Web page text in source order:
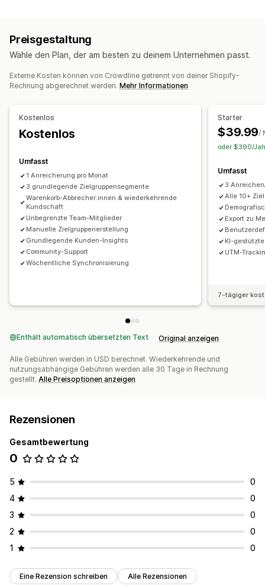
Marketing und Vertrieb
ROAS Gewinneinblicke Kaufverfolgung Funnel-Analyse
Bildmaterial und Berichte
Analyse-Dashboard
Preisgestaltung
Wähle den Plan, der am besten zu deinem Unternehmen passt.
Externe Kosten können von Crowdline getrennt von deiner Shopify-
Rechnung abgerechnet werden. Mehr Informationen
Kostenlos
Kostenlos
Umfasst
1 Anreicherung pro Monat
3 grundlegende Zielgruppensegmente
Warenkorb-Abbrecher:innen & wiederkehrende
Kundschaft
Unbegrenzte Team-Mitglieder
Manuelle Zielgruppenerstellung
Grundlegende Kunden-Insights
Community-Support
Wöchentliche Synchronisierung
Starter
$39.99/
oder $390/
Umfasst
3
Alle 10+
Export zu
KI-
UTM-
7-tägiger
Enthält automatisch übersetzten Text Original anzeigen
Alle Gebühren werden in USD berechnet. Wiederkehrende und
nutzungsabhängige Gebühren werden alle 30 Tage in Rechnung
gestellt. Alle Preisoptionen anzeigen
Rezensionen
Gesamtbewertung
0
5
0
4
0
3
0
2
0
1
0
Eine Rezension schreiben Alle Rezensionen